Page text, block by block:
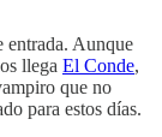
entrada. Aunque
llega El Conde,
que no
para estos días.